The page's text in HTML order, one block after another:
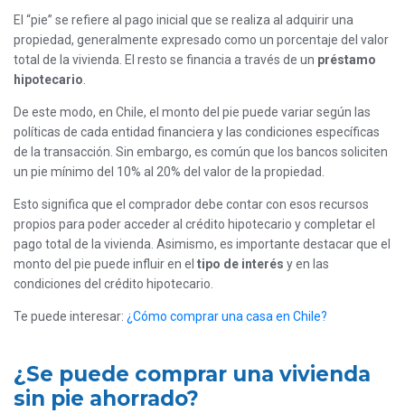
El “pie” se refiere al pago inicial que se realiza al adquirir una
propiedad, generalmente expresado como un porcentaje del valor
total de la vivienda. El resto se financia a través de un préstamo
hipotecario.
De este modo, en Chile, el monto del pie puede variar según las
políticas de cada entidad financiera y las condiciones específicas
de la transacción. Sin embargo, es común que los bancos soliciten
un pie mínimo del 10% al 20% del valor de la propiedad.
Esto significa que el comprador debe contar con esos recursos
propios para poder acceder al crédito hipotecario y completar el
pago total de la vivienda. Asimismo, es importante destacar que el
monto del pie puede influir en el tipo de interés y en las
condiciones del crédito hipotecario.
Te puede interesar: ¿Cómo comprar una casa en Chile?
¿Se puede comprar una vivienda
sin pie ahorrado?